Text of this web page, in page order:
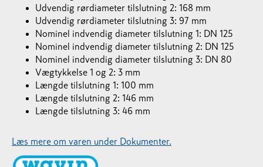
Udvendig rørdiameter tilslutning 2: 168 mm
Udvendig rørdiameter tilslutning 3: 97 mm
Nominel indvendig diameter tilslutning 1: DN 125
Nominel indvendig diameter tilslutning 2: DN 125
Nominel indvendig diameter tilslutning 3: DN 80
Vægtykkelse 1 og 2: 3 mm
Længde tilslutning 1: 100 mm
Længde tilslutning 2: 146 mm
Længde tilslutning 3: 46 mm
Læs mere om varen under Dokumenter.